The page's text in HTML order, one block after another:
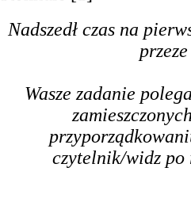
Nadszedł czas na
Wasze zadanie
czytelnik/widz po